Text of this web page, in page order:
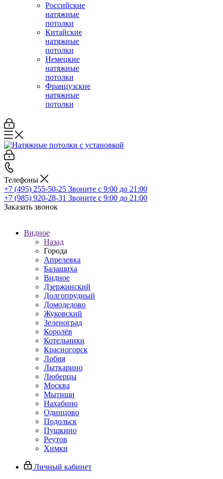
Российские
натяжные
потолки
Китайские
натяжные
потолки
Немецкие
натяжные
потолки
Французские
натяжные
потолки
Телефоны
+7 (495) 255-50-25 Звоните с 9:00 до 21:00
+7 (985) 920-28-31 Звоните с 9:00 до 21:00
Заказать звонок
Видное
Назад
Города
Апрелевка
Балашиха
Видное
Дзержинский
Долгопрудный
Домодедово
Жуковский
Зеленоград
Королёв
Котельники
Красногорск
Лобня
Лыткарино
Люберцы
Москва
Мытищи
Нахабино
Одинцово
Подольск
Пушкино
Реутов
Химки
Личный кабинет